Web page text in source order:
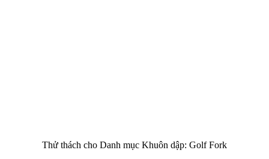
Thử thách cho Danh mục Khuôn dập: Golf Fork